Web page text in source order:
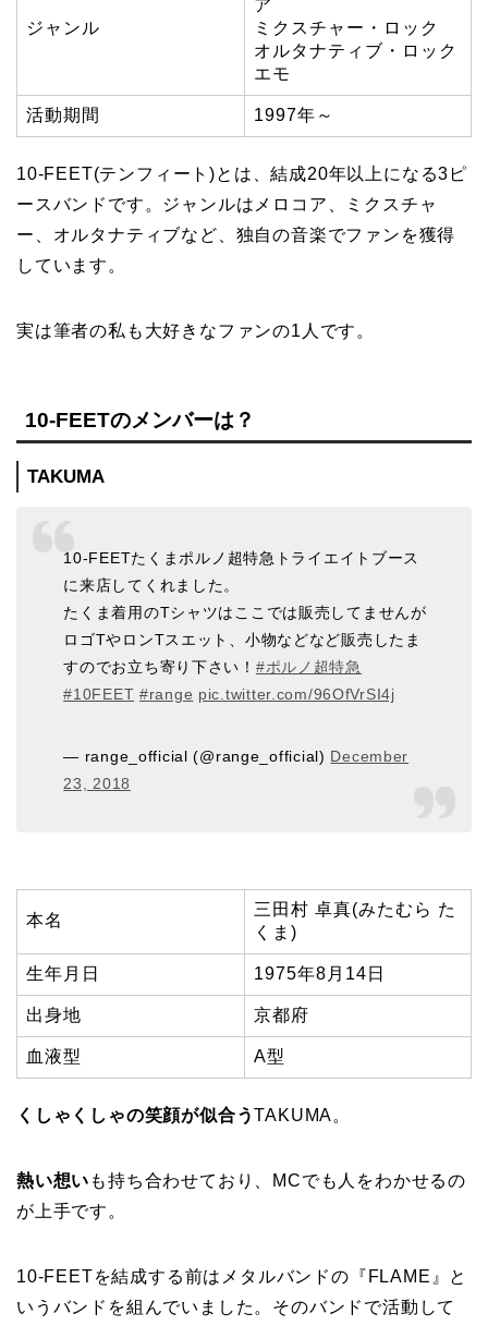
ジャンル
ア
ミクスチャー・ロック
オルタナティブ・ロック
エモ
活動期間 1997年～
10-FEET(テンフィート)とは、結成20年以上になる3ピ
ースバンドです。ジャンルはメロコア、ミクスチャ
ー、オルタナティブなど、独自の音楽でファンを獲得
しています。
実は筆者の私も大好きなファンの1人です。
10-FEETのメンバーは？
TAKUMA
10-FEETたくまポルノ超特急トライエイトブース
に来店してくれました。
たくま着用のTシャツはここでは販売してませんが
ロゴTやロンTスエット、小物などなど販売したま
すのでお立ち寄り下さい！ #ポルノ超特急
#10FEET #range pic.twitter.com/96OfVrSI4j
— range_official (@range_official) December
23, 2018
本名
三田村 卓真(みたむら た
くま)
生年月日 1975年8月14日
出身地 京都府
血液型 A型
くしゃくしゃの笑顔が似合うTAKUMA。
熱い想い も持ち合わせており、MCでも人をわかせるの
が上手です。
10-FEETを結成する前はメタルバンドの『FLAME』と
いうバンドを組んでいました。そのバンドで活動して